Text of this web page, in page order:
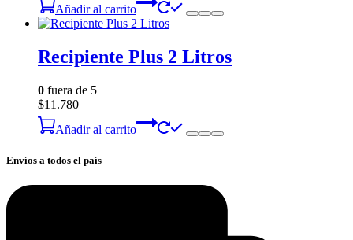
Añadir al carrito
Recipiente Plus 2 Litros
0 fuera de 5
$11.780
Añadir al carrito
Envíos a todos el país